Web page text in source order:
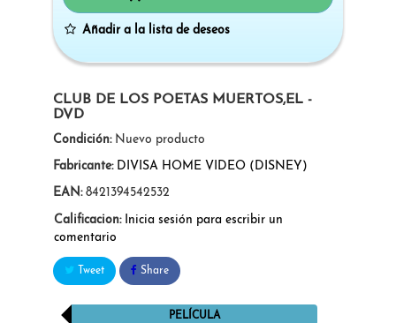
CLUB DE LOS POETAS MUERTOS,EL -
DVD
Condición: Nuevo producto
Fabricante: DIVISA HOME VIDEO (DISNEY)
EAN: 8421394542532
Calificacion: Inicia sesión para escribir un
comentario
Tweet Share
PELÍCULA
Añadir a la lista de deseos